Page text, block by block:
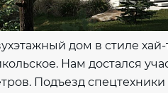
дом в стиле
Нам достался
Подъезд